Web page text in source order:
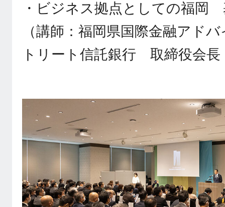
・ビジネス拠点としての福岡
（講師：福岡県国際金融アド
トリート信託銀行 取締役会